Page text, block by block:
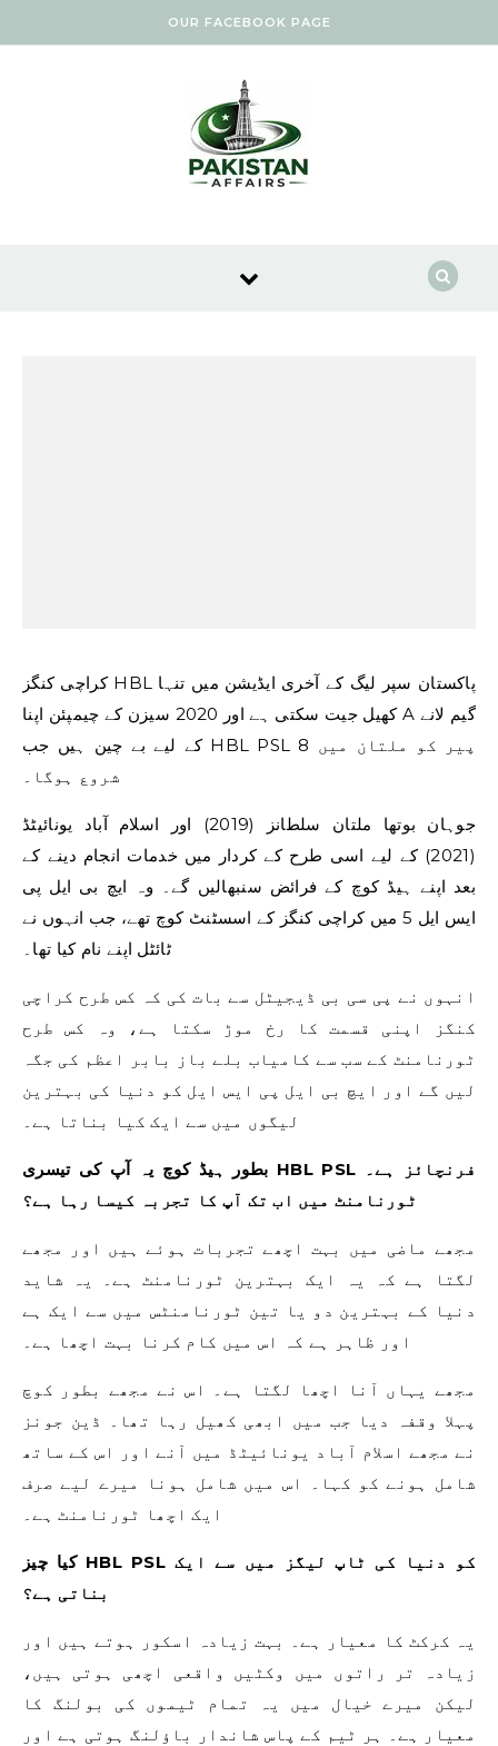
OUR FACEBOOK PAGE
کراچی کنگز HBL پاکستان سپر لیگ کے آخری ایڈیشن میں تنہا
کھیل جیت سکتی ہے اور 2020 سیزن کے چیمپئن اپنا A گیم لانے
کے لیے بے چین ہیں جب HBL PSL 8 پیر کو ملتان میں
شروع ہوگا۔
جوہان بوتھا ملتان سلطانز (2019) اور اسلام آباد یونائیٹڈ
(2021) کے لیے اسی طرح کے کردار میں خدمات انجام دینے کے
بعد اپنے ہیڈ کوچ کے فرائض سنبھالیں گے۔ وہ ایچ بی ایل پی
ایس ایل 5 میں کراچی کنگز کے اسسٹنٹ کوچ تھے، جب انہوں نے
ٹائٹل اپنے نام کیا تھا۔
انہوں نے پی سی بی ڈیجیٹل سے بات کی کہ کس طرح کراچی
کنگز اپنی قسمت کا رخ موڑ سکتا ہے، وہ کس طرح
ٹورنامنٹ کے سب سے کامیاب بلے باز بابر اعظم کی جگہ
لیں گے اور ایچ بی ایل پی ایس ایل کو دنیا کی بہترین
لیگوں میں سے ایک کیا بناتا ہے۔
بطور ہیڈ کوچ یہ آپ کی تیسری HBL PSL فرنچائز ہے۔
ٹورنامنٹ میں اب تک آپ کا تجربہ کیسا رہا ہے؟
مجھے ماضی میں بہت اچھے تجربات ہوئے ہیں اور مجھے
لگتا ہے کہ یہ ایک بہترین ٹورنامنٹ ہے۔ یہ شاید
دنیا کے بہترین دو یا تین ٹورنامنٹس میں سے ایک ہے
اور ظاہر ہے کہ اس میں کام کرنا بہت اچھا ہے۔
مجھے یہاں آنا اچھا لگتا ہے۔ اس نے مجھے بطور کوچ
پہلا وقفہ دیا جب میں ابھی کھیل رہا تھا۔ ڈین جونز
نے مجھے اسلام آباد یونائیٹڈ میں آنے اور اس کے ساتھ
شامل ہونے کو کہا۔ اس میں شامل ہونا میرے لیے صرف
ایک اچھا ٹورنامنٹ ہے۔
کیا چیز HBL PSL کو دنیا کی ٹاپ لیگز میں سے ایک
بناتی ہے؟
یہ کرکٹ کا معیار ہے۔ بہت زیادہ اسکور ہوتے ہیں اور
زیادہ تر راتوں میں وکٹیں واقعی اچھی ہوتی ہیں،
لیکن میرے خیال میں یہ تمام ٹیموں کی بولنگ کا
معیار ہے۔ ہر ٹیم کے پاس شاندار باؤلنگ ہوتی ہے اور